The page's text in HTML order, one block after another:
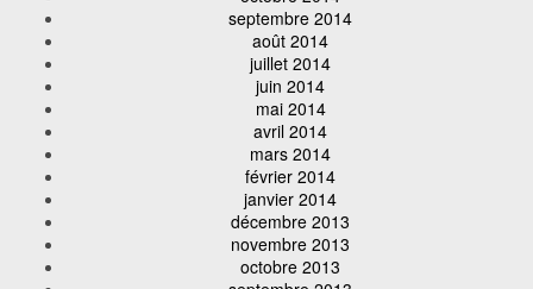
septembre 2014
août 2014
juillet 2014
juin 2014
mai 2014
avril 2014
mars 2014
février 2014
janvier 2014
décembre 2013
novembre 2013
octobre 2013